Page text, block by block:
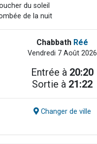
du soleil
de la nuit
Chabbath Réé
Vendredi 7 Août 2026
Entrée à 20:20
Sortie à 21:22
Changer de ville